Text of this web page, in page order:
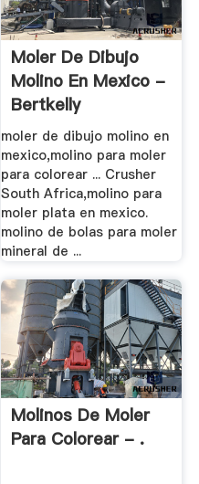
Moler De Dibujo
Molino En Mexico -
Bertkelly
moler de dibujo molino en
mexico,molino para moler
para colorear ... Crusher
South Africa,molino para
moler plata en mexico.
molino de bolas para moler
mineral de ...
Molinos De Moler
Para Colorear - .